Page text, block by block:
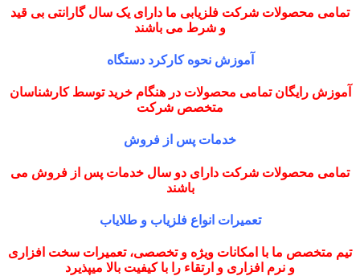
تمامی محصولات شرکت فلزیابی ما دارای یک سال گارانتی بی قید
و شرط می باشند
آموزش نحوه کارکرد دستگاه
آموزش رایگان تمامی محصولات در هنگام خرید توسط کارشناسان
متخصص شرکت
خدمات پس از فروش
تمامی محصولات شرکت دارای دو سال خدمات پس از فروش می
باشند
تعمیرات انواع فلزیاب و طلایاب
تیم متخصص ما با امکانات ویژه و تخصصی، تعمیرات سخت افزاری
و نرم افزاری و ارتقاء را با کیفیت بالا میپذیرد